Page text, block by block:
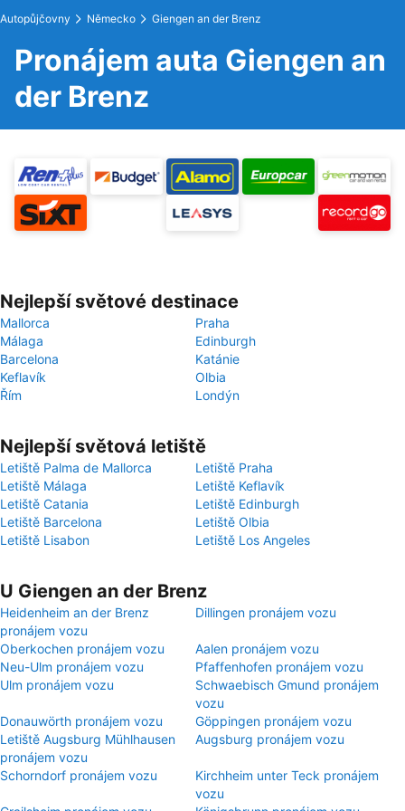
Autopůjčovny Německo Giengen an der Brenz
Pronájem auta Giengen an
der Brenz
Nejlepší světové destinace
Mallorca
Praha
Málaga
Edinburgh
Barcelona
Katánie
Keflavík
Olbia
Řím
Londýn
Nejlepší světová letiště
Letiště Palma de Mallorca
Letiště Praha
Letiště Málaga
Letiště Keflavík
Letiště Catania
Letiště Edinburgh
Letiště Barcelona
Letiště Olbia
Letiště Lisabon
Letiště Los Angeles
U Giengen an der Brenz
Heidenheim an der Brenz
pronájem vozu
Dillingen pronájem vozu
Oberkochen pronájem vozu
Aalen pronájem vozu
Neu-Ulm pronájem vozu
Pfaffenhofen pronájem vozu
Ulm pronájem vozu
Schwaebisch Gmund pronájem
vozu
Donauwörth pronájem vozu
Göppingen pronájem vozu
Letiště Augsburg Mühlhausen
pronájem vozu
Augsburg pronájem vozu
Schorndorf pronájem vozu
Kirchheim unter Teck pronájem
vozu